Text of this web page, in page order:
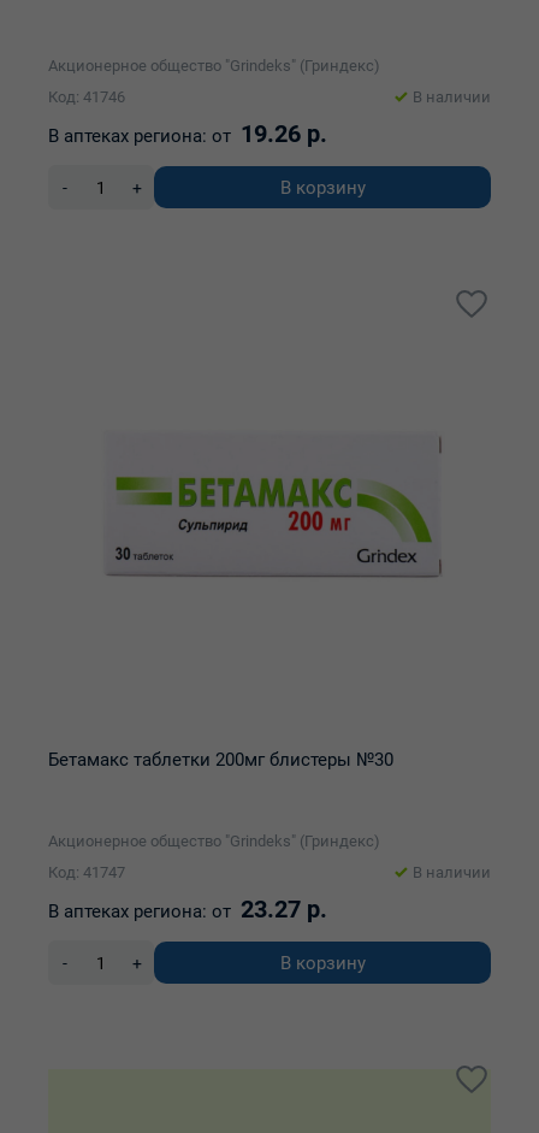
Акционерное общество "Grindeks" (Гриндекс)
Код: 41746
В наличии
В аптеках региона: от 19.26 р.
- + В корзину
Бетамакс таблетки 200мг блистеры №30
Акционерное общество "Grindeks" (Гриндекс)
Код: 41747
В наличии
В аптеках региона: от 23.27 р.
- + В корзину